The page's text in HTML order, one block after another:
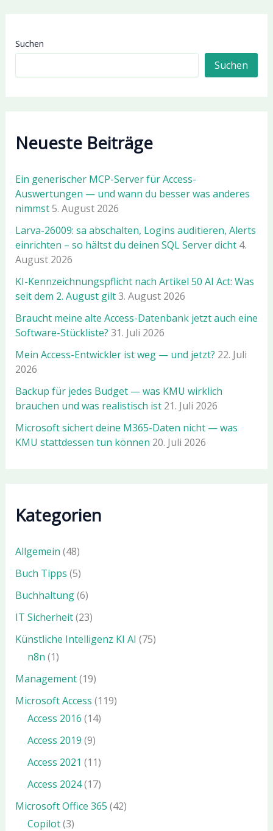
Suchen
Suchen
Neueste Beiträge
Ein generischer MCP-Server für Access-
Auswertungen — und wann du besser was anderes
nimmst5. August 2026
Larva-26009: sa abschalten, Logins auditieren, Alerts
einrichten – so hältst du deinen SQL Server dicht 4.
August 2026
KI-Kennzeichnungspflicht nach Artikel 50 AI Act: Was
seit dem 2. August gilt3. August 2026
Braucht meine alte Access-Datenbank jetzt auch eine
Software-Stückliste? 31. Juli 2026
Mein Access-Entwickler ist weg — und jetzt? 22. Juli
2026
Backup für jedes Budget — was KMU wirklich
brauchen und was realistisch ist 21. Juli 2026
Microsoft sichert deine M365-Daten nicht — was
KMU stattdessen tun können 20. Juli 2026
Kategorien
Allgemein (48)
Buch Tipps (5)
Buchhaltung(6)
IT Sicherheit(23)
Künstliche Intelligenz KI AI (75)
n8n (1)
Management(19)
Microsoft Access (119)
Access 2016 (14)
Access 2019 (9)
Access 2021 (11)
Access 2024(17)
Microsoft Office 365 (42)
Copilot(3)